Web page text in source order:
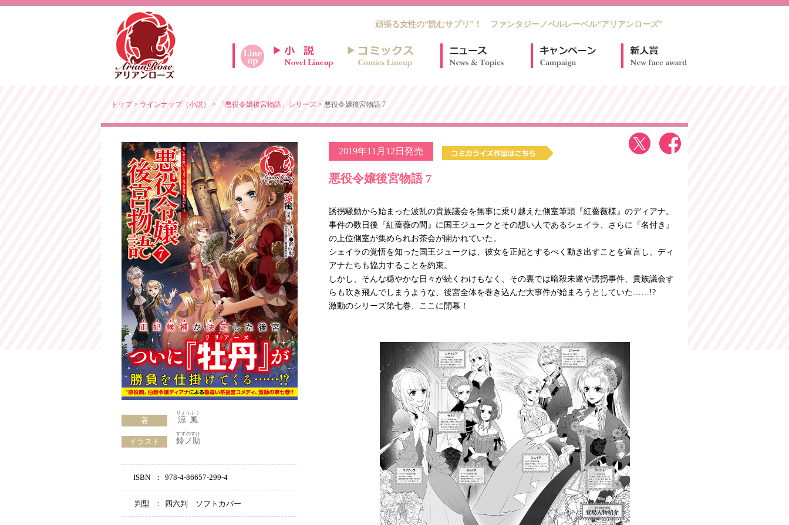
頑張る女性の“読むサプリ”！ ファンタジーノベルレーベル“アリアンローズ”
トップ> ラインナップ（小説） > 「悪役令嬢後宮物語」シリーズ> 悪役令嬢後宮物語 7
2019年11月12日発売
悪役令嬢後宮物語 7
著 涼風
りょうふう
イラスト 鈴ノ助
すずのすけ
ISBN ： 978-4-86657-299-4
判型 ： 四六判 ソフトカバー
誘拐騒動から始まった波乱の貴族議会を無事に乗り越えた側室筆頭『紅薔薇様』のディアナ。
事件の数日後『紅薔薇の間』に国王ジュークとその想い人であるシェイラ、さらに『名付き』
の上位側室が集められお茶会が開かれていた。
シェイラの覚悟を知った国王ジュークは、彼女を正妃とするべく動き出すことを宣言し、ディ
アナたちも協力することを約束。
しかし、そんな穏やかな日々が続くわけもなく、その裏では暗殺未遂や誘拐事件、貴族議会す
らも吹き飛んでしまうような、後宮全体を巻き込んだ大事件が始まろうとしていた……!?
激動のシリーズ第七巻、ここに開幕！